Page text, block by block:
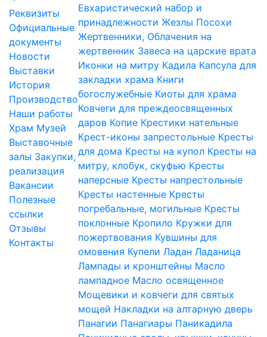
Реквизиты
Официальные
документы
Новости
Выставки
История
Производство
Наши работы
Храм Музей
Выставочные
залы Закупки,
реализация
Вакансии
Полезные
ссылки
Отзывы
Контакты
Евхаристический набор и
принадлежности Жезлы Посохи
Жертвенники, Облачения на
жертвенник Завеса на царские врата
Иконки на митру Кадила Капсула для
закладки храма Книги
богослужебные Киоты для храма
Ковчеги для преждеосвященных
даров Копие Крестики нательные
Крест-иконы запрестольные Кресты
для дома Кресты на купол Кресты на
митру, клобук, скуфью Кресты
наперсные Кресты напрестольные
Кресты настенные Кресты
погребальные, могильные Кресты
поклонные Кропило Кружки для
пожертвования Кувшины для
омовения Купели Ладан Ладаница
Лампады и кронштейны Масло
лампадное Масло освященное
Мощевики и ковчеги для святых
мощей Накладки на алтарную дверь
Панагии Панагиары Паникадила